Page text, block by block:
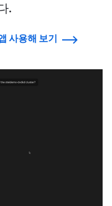
.
사용해 보기